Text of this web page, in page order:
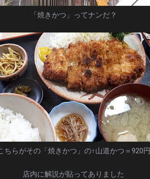
「焼きかつ」ってナンだ？
ちらがその「焼きかつ」の↑山道かつ＝920円
店内に解説が貼ってありました